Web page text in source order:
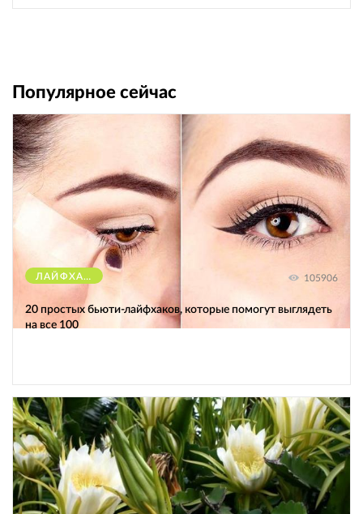
Популярное сейчас
ЛАЙФХАКИ 105906
20 простых бьюти-лайфхаков, которые помогут выглядеть
на все 100